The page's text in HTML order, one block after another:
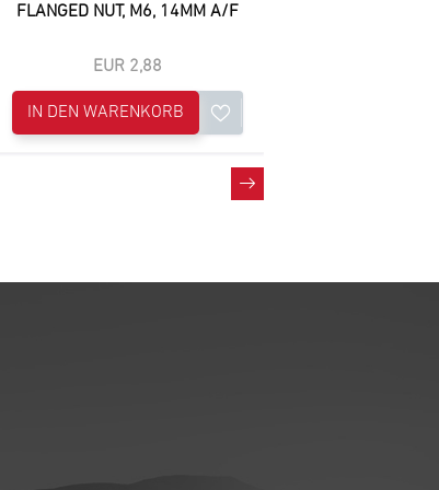
FLANGED NUT, M6, 14MM A/F
EUR 2,88
IN DEN WARENKORB